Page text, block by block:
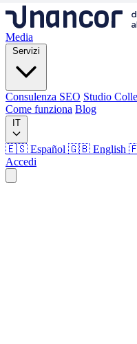
Media
Servizi
Consulenza SEO Studio
Come funziona Blog
IT
🇪🇸 Español 🇬🇧 English
Accedi